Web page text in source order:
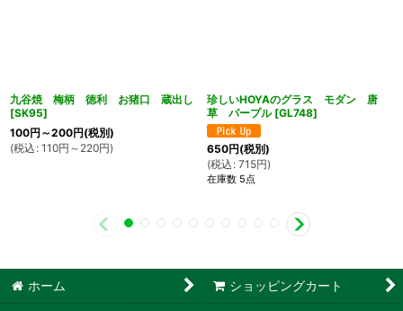
九谷焼 梅柄 徳利 お猪口 蔵出し
[SK95]
100円 ～200円(税別)
(税込 : 110円 ～220円)
珍しいHOYAのグラス モダン 唐
草 パープル [GL748]
650円(税別)
(税込 : 715円)
在庫数 5点
ホーム ショッピングカート